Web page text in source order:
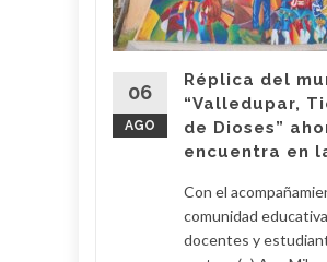
06
AGO
Réplica del
“Valledupar,
de Dioses”
encuentra en
Con el
comunidad
docentes y